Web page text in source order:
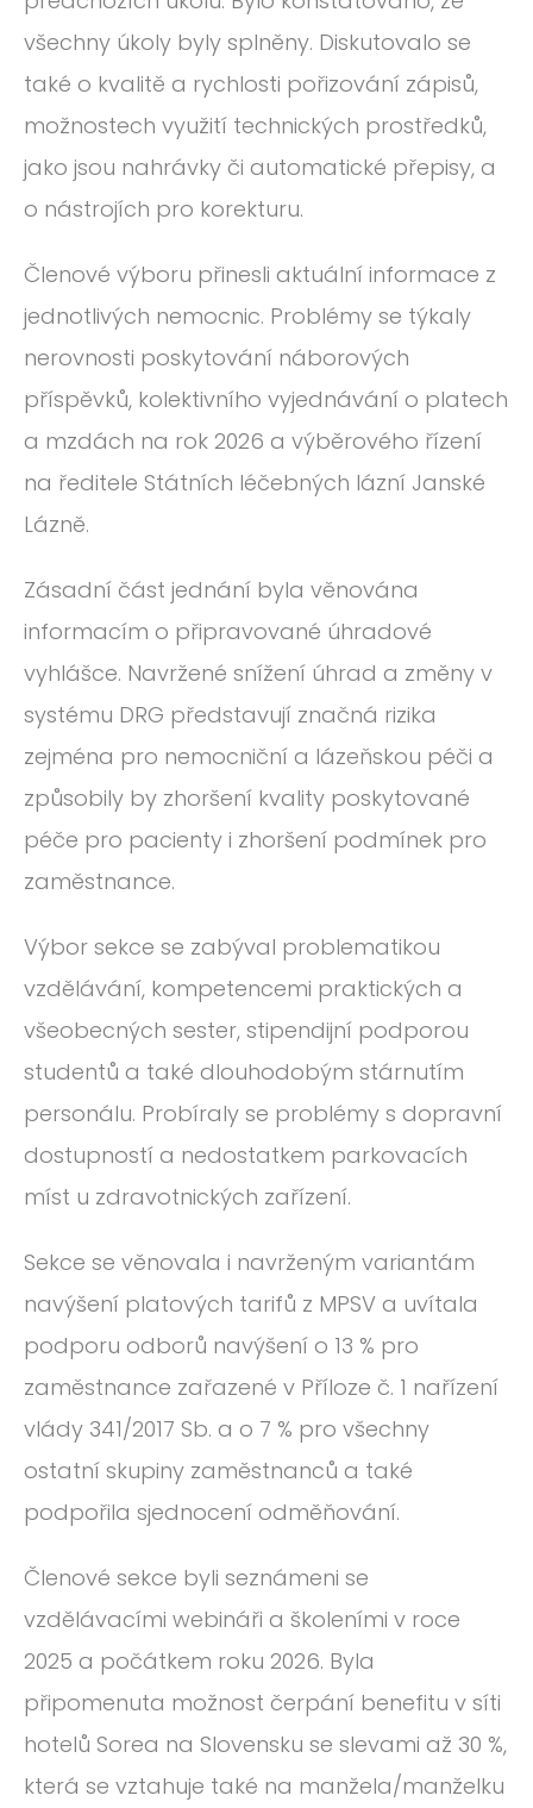
všechny úkoly byly splněny. Diskutovalo se
také o kvalitě a rychlosti pořizování zápisů,
možnostech využití technických prostředků,
jako jsou nahrávky či automatické přepisy, a
o nástrojích pro korekturu.
Členové výboru přinesli aktuální informace z
jednotlivých nemocnic. Problémy se týkaly
nerovnosti poskytování náborových
příspěvků, kolektivního vyjednávání o platech
a mzdách na rok 2026 a výběrového řízení
na ředitele Státních léčebných lázní Janské
Lázně.
Zásadní část jednání byla věnována
informacím o připravované úhradové
vyhlášce. Navržené snížení úhrad a změny v
systému DRG představují značná rizika
zejména pro nemocniční a lázeňskou péči a
způsobily by zhoršení kvality poskytované
péče pro pacienty i zhoršení podmínek pro
zaměstnance.
Výbor sekce se zabýval problematikou
vzdělávání, kompetencemi praktických a
všeobecných sester, stipendijní podporou
studentů a také dlouhodobým stárnutím
personálu. Probíraly se problémy s dopravní
dostupností a nedostatkem parkovacích
míst u zdravotnických zařízení.
Sekce se věnovala i navrženým variantám
navýšení platových tarifů z MPSV a uvítala
podporu odborů navýšení o 13 % pro
zaměstnance zařazené v Příloze č. 1 nařízení
vlády 341/2017 Sb. a o 7 % pro všechny
ostatní skupiny zaměstnanců a také
podpořila sjednocení odměňování.
Členové sekce byli seznámeni se
vzdělávacími webináři a školeními v roce
2025 a počátkem roku 2026. Byla
připomenuta možnost čerpání benefitu v síti
hotelů Sorea na Slovensku se slevami až 30 %,
která se vztahuje také na manžela/manželku
ROČNÍK 2012
ROČNÍK 2011